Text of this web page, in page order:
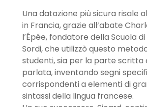
Una datazione più sicura risale
in Francia, grazie all’abate
l’Épée, fondatore della Scuola
Sordi, che utilizzò questo
studenti, sia per la parte scritta
parlata, inventando segni
corrispondenti a elementi di
sintassi della lingua francese.